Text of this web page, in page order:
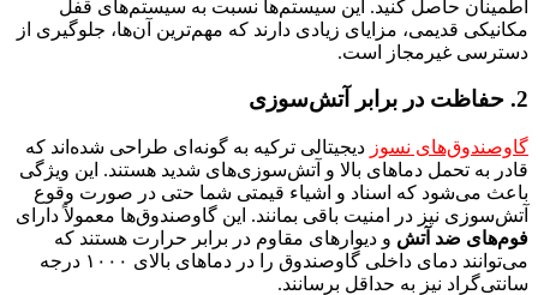
اطمینان حاصل کنید. این سیستم‌ها نسبت به سیستم‌های قفل
مکانیکی قدیمی، مزایای زیادی دارند که مهم‌ترین آن‌ها، جلوگیری از
دسترسی غیرمجاز است.
2. حفاظت در برابر آتش‌سوزی
گاوصندوق‌های نسوز دیجیتالی ترکیه به گونه‌ای طراحی شده‌اند که
قادر به تحمل دماهای بالا و آتش‌سوزی‌های شدید هستند. این ویژگی
باعث می‌شود که اسناد و اشیاء قیمتی شما حتی در صورت وقوع
آتش‌سوزی نیز در امنیت باقی بمانند. این گاوصندوق‌ها معمولاً دارای
فوم‌های ضد آتش و دیوارهای مقاوم در برابر حرارت هستند که
می‌توانند دمای داخلی گاوصندوق را در دماهای بالای ۱۰۰۰ درجه
سانتی‌گراد نیز به حداقل برسانند.